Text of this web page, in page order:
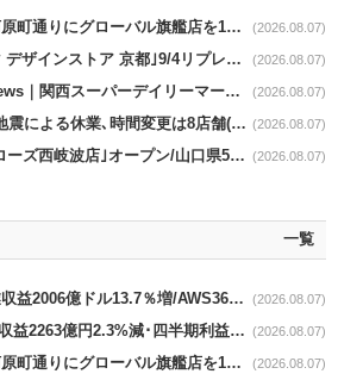
ユニクロnews｜京都･河原町通りにグローバル旗艦店を11/6開設 (2026.08.07)
ロフトnews｜新生｢モマ デザインストア 京都｣9/4リプレイスオープン (2026.08.07)
関西フードマーケットnews｜関西スーパーデイリーマート蒲生店8/7改装 (2026.08.07)
イオン九州news｜熊本地震による休業､時間変更は8店舗(8/7時点) (2026.08.07)
ハローズnews｜8/6｢ハローズ西岐波店｣オープン/山口県5店舗目 (2026.08.07)
一覧
Amazon news｜2Q営業収益2006億ドル13.7％増/AWS36.8％％増が貢献 (2026.08.07)
ニトリnews｜第1Q売上収益2263億円2.3%減･四半期利益1.4％減 (2026.08.07)
ユニクロnews｜京都･河原町通りにグローバル旗艦店を11/6開設 (2026.08.07)